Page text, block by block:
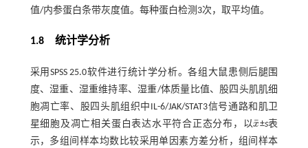
值/内参蛋白条带灰度值。每种蛋白检测3次，取平均值。
1.8 统计学分析
采用SPSS 25.0软件进行统计学分析。各组大鼠患侧后腿围
度、湿重、湿重维持率、湿重/体质量比值、股四头肌肌细
胞凋亡率、股四头肌组织中IL-6/JAK/STAT3信号通路和肌卫
星细胞及凋亡相关蛋白表达水平符合正态分布，以x
¯
x¯±s表
示，多组间样本均数比较采用单因素方差分析，组间样本